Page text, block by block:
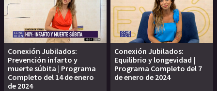
Conexión Jubilados:
Prevención infarto y
muerte súbita | Programa
Completo del 14 de enero
de 2024
Conexión Jubilados:
Equilibrio y longevidad |
Programa Completo del 7
de enero de 2024